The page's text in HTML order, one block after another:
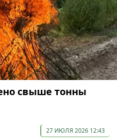
свыше тонны
27 ИЮЛЯ 2026 12:43